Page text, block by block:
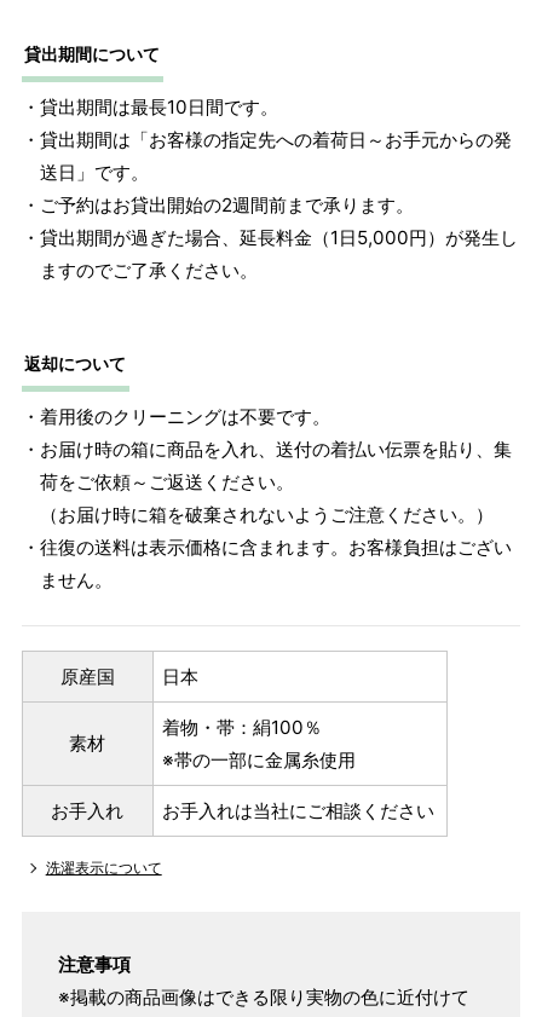
貸出期間について
・貸出期間は最長10日間です。
・貸出期間は「お客様の指定先への着荷日～お手元からの発
送日」です。
・ご予約はお貸出開始の2週間前まで承ります。
・貸出期間が過ぎた場合、延長料金（1日5,000円）が発生し
ますのでご了承ください。
返却について
・着用後のクリーニングは不要です。
・お届け時の箱に商品を入れ、送付の着払い伝票を貼り、集
荷をご依頼～ご返送ください。
（お届け時に箱を破棄されないようご注意ください。）
・往復の送料は表示価格に含まれます。お客様負担はござい
ません。
原産国 日本
素材
着物・帯：絹100％
※帯の一部に金属糸使用
お手入れ お手入れは当社にご相談ください
洗濯表示について
注意事項
※掲載の商品画像はできる限り実物の色に近付けて